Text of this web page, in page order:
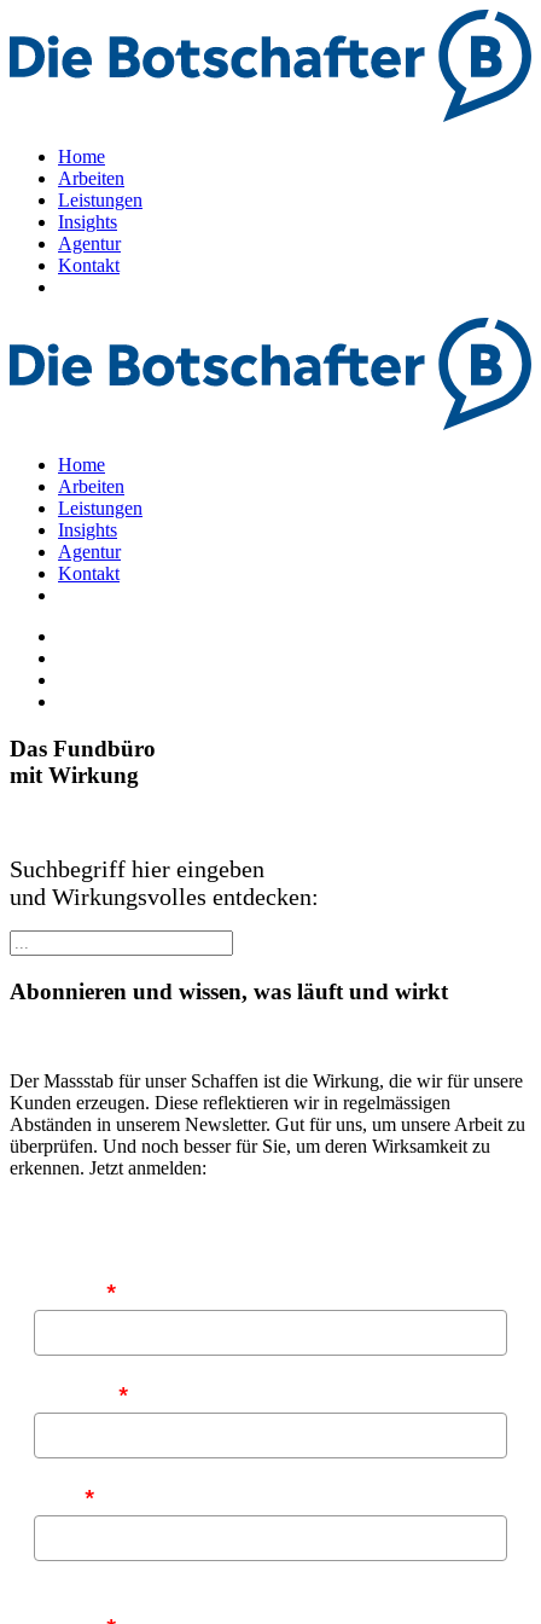
Home
Arbeiten
Leistungen
Insights
Agentur
Kontakt
Home
Arbeiten
Leistungen
Insights
Agentur
Kontakt
Das Fundbüro
mit Wirkung
Suchbegriff hier eingeben
und Wirkungsvolles entdecken:
Abonnieren und wissen, was läuft und wirkt
Der Massstab für unser Schaffen ist die Wirkung, die wir für unsere
Kunden erzeugen. Diese reflektieren wir in regelmässigen
Abständen in unserem Newsletter. Gut für uns, um unsere Arbeit zu
überprüfen. Und noch besser für Sie, um deren Wirksamkeit zu
erkennen. Jetzt anmelden:
*
*
*